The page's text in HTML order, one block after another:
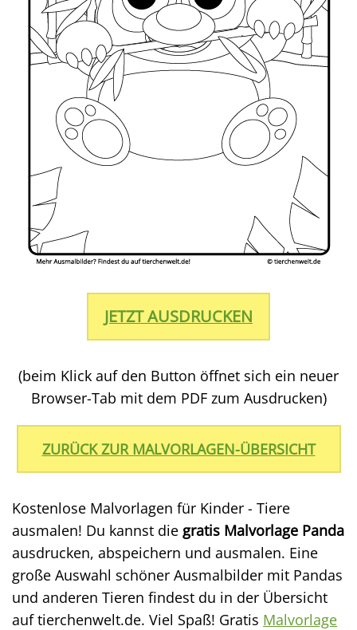
JETZT AUSDRUCKEN
(beim Klick auf den Button öffnet sich ein neuer
Browser-Tab mit dem PDF zum Ausdrucken)
ZURÜCK ZUR MALVORLAGEN-ÜBERSICHT
Kostenlose Malvorlagen für Kinder - Tiere
ausmalen! Du kannst die gratis Malvorlage Panda
ausdrucken, abspeichern und ausmalen. Eine
große Auswahl schöner Ausmalbilder mit Pandas
und anderen Tieren findest du in der Übersicht
auf tierchenwelt.de. Viel Spaß! Gratis Malvorlage